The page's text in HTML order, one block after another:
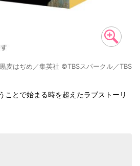
麦はぢめ／集英社 ©TBSスパークル／TBS
ことで始まる時を超えたラブストーリ